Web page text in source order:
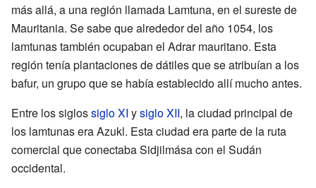
más allá, a una región llamada Lamtuna, en el sureste de
Mauritania. Se sabe que alrededor del año 1054, los
lamtunas también ocupaban el Adrar mauritano. Esta
región tenía plantaciones de dátiles que se atribuían a los
bafur, un grupo que se había establecido allí mucho antes.
Entre los siglossiglo XI ysiglo XII, la ciudad principal de
los lamtunas era Azukl. Esta ciudad era parte de la ruta
comercial que conectaba Sidjilmása con el Sudán
occidental.